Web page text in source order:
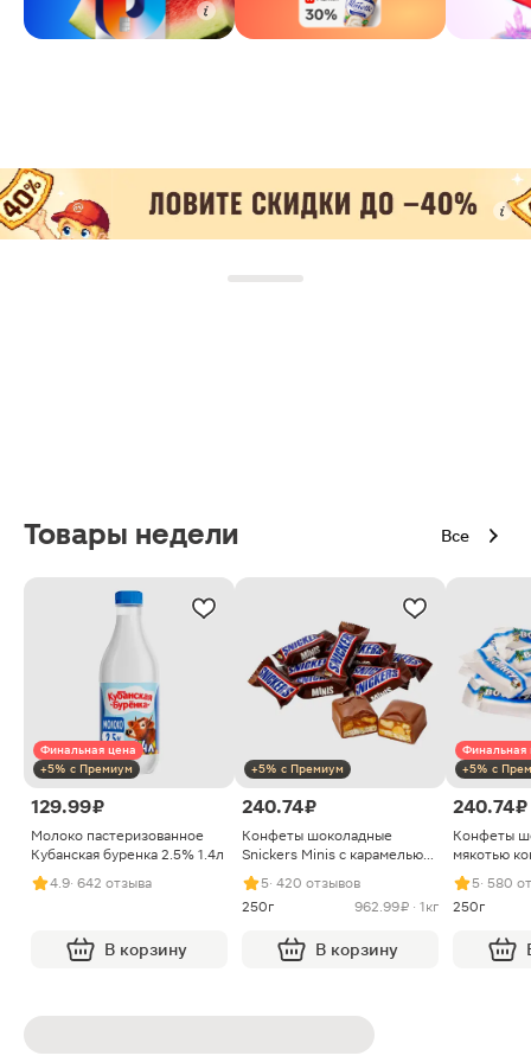
Товары недели Все
Финальная цена
+5% с Премиум
129.99 ₽
Молоко пастеризованное
Кубанская буренка 2.5% 1.4л
4.9· 642 отзыва
В корзину
+5% с Премиум
240.74 ₽
Конфеты шоколадные
Snickers Minis с карамелью
арахисом и нугой
5· 420 отзывов
250г
962.99 ₽ · 1кг
В корзину
Финальная
+5% с
240.74 ₽
Конфеты
мякотью
5· 580
250г